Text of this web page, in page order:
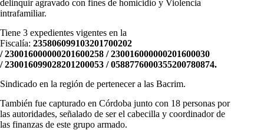
delinquir agravado con fines de homicidio y Violencia
intrafamiliar.
Tiene 3 expedientes vigentes en la
Fiscalía: 235806099103201700202
/ 230016000000201600258 / 230016000000201600030
/ 230016099028201200053 / 0588776000355200780874.
Sindicado en la región de pertenecer a las Bacrim.
También fue capturado en Córdoba junto con 18 personas por
las autoridades, señalado de ser el cabecilla y coordinador de
las finanzas de este grupo armado.